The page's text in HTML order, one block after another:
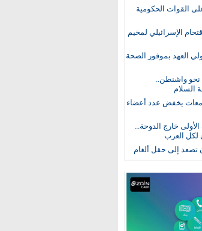
القوات الحكومية
الإسرائيلي لمخيم
العهد بموفور الصحة
نحو واشنطن..
السلام
يخفض عدد أعضاء
خارج الدوحة...
لكل العرب
تصعد إلى حقل ألغام